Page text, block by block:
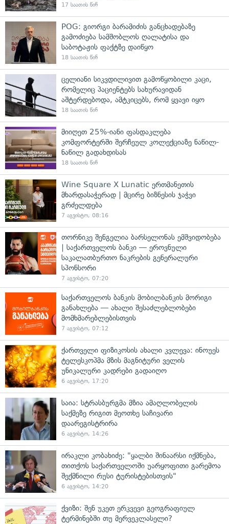
17 საათის წინ
POG: გიორგი ბარამიძის განცხადებაზე
გამოძიება სამშობლოს ღალატისა და
საბოტაჟის ფაქტზე დაიწყო
18 საათის წინ
ცელიანი სიკვდილივით გამოწყობილი კაცი,
რომელიც პაციენტებს სახურავიდან
აშტერდებოდა, ამტკიცებს, რომ ყვავი იყო
18 საათის წინ
მიიღეთ 25%-იანი ფასდაკლება
კომფორტერში შერჩეულ კოლექციაზე ნაწილ-
ნაწილ გადახდისას
18 საათის წინ
Wine Square X Lunatic ერთმანეთის
მხარდასაჭერად | მცირე ბიზნესის ჯაჭვი
გრძელდება
7 აგვისტო, 08:16
თორნიკე შენგელია ბარსელონას ემშვიდობება
| საქართველოს ბანკი — ეროვნული
საკალათბურთო ნაკრების გენერალური
სპონსორი
7 აგვისტო, 07:20
საქართველოს ბანკის მობილბანკის მორიგი
განახლება — ახალი შესაძლებლობები
მომხმარებლებისთვის
7 აგვისტო, 07:12
ქართველი ფიზიკოსის ახალი კვლევა: ინოუეს
ტელესკოპმა მზის მაგნიტური ველის
უნიკალური კადრები გადაიღო
6 აგვისტო, 17:20
საია: სტრასბურგმა მზია ამაღლობელის
საქმეზე რიგით მეოთხე საჩივარი
დაარეგისტრირა
6 აგვისტო, 14:26
ირაკლი კობახიძე: "ყალბი შინაარსი იქმნება,
თითქოს საქართველოში უარყოფითი გარემოა
შექმნილი რუსი ტურისტებისთვის"
6 აგვისტო, 14:20
ქვიზი: შენ უკეთ ერკვევი გეოგრაფიულ
ტერმინებში თუ მერვეკლასელი?